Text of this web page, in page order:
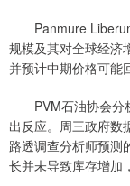
Panmure Liberum
规模及其对全球经济
并预计中期价格可能
PVM石油协会分
出反应。周三政府数
路透调查分析师预测
长并未导致库存增加